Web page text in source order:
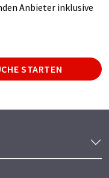
Anbieter inklusive
STARTEN